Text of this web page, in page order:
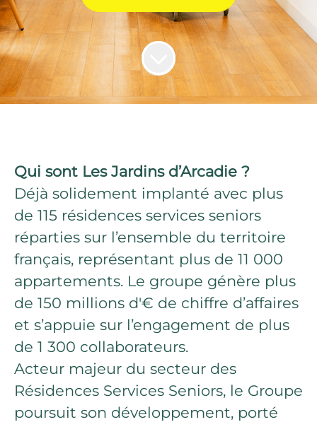
Qui sont Les Jardins d’Arcadie ?
Déjà solidement implanté avec plus
de 115 résidences services seniors
réparties sur l’ensemble du territoire
français, représentant plus de 11 000
appartements. Le groupe génère plus
de 150 millions d'€ de chiffre d’affaires
et s’appuie sur l’engagement de plus
de 1 300 collaborateurs.
Acteur majeur du secteur des
Résidences Services Seniors, le Groupe
poursuit son développement, porté